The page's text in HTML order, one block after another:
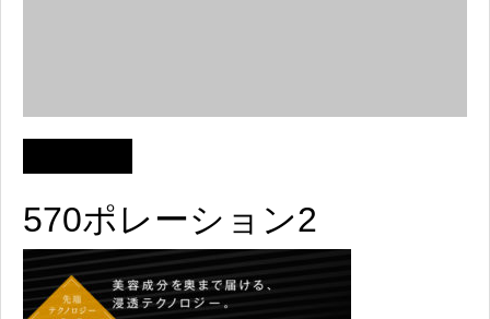
570ポレーション2